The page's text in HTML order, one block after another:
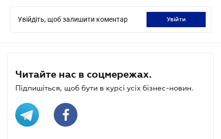
Увійдіть, щоб залишити коментар увійти
Читайте нас в соцмережах.
Підпишіться, щоб бути в курсі усіх бізнес-новин.